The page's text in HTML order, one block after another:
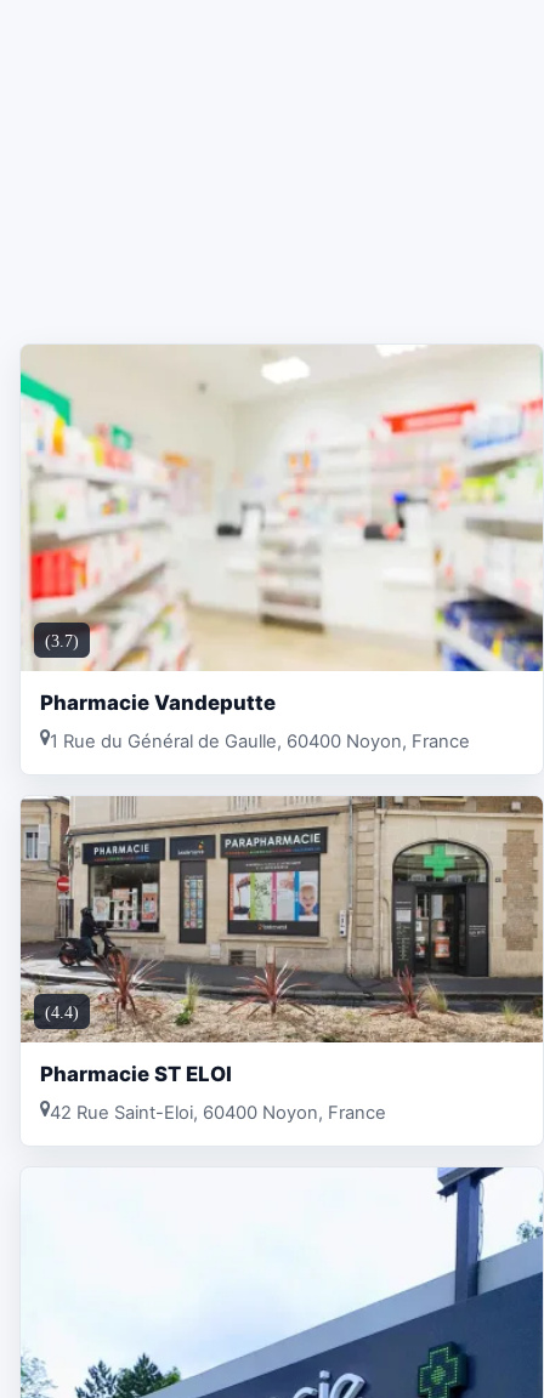
(3.7)
Pharmacie Vandeputte
1 Rue du Général de Gaulle, 60400 Noyon, France
(4.4)
Pharmacie ST ELOI
42 Rue Saint-Eloi, 60400 Noyon, France